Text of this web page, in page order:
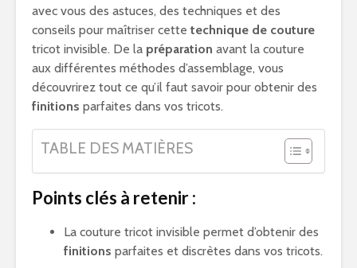
avec vous des astuces, des techniques et des
conseils pour maîtriser cette technique de couture
tricot invisible. De la préparation avant la couture
aux différentes méthodes d’assemblage, vous
découvrirez tout ce qu’il faut savoir pour obtenir des
finitions parfaites dans vos tricots.
TABLE DES MATIÈRES
Points clés à retenir :
La couture tricot invisible permet d’obtenir des
finitions parfaites et discrètes dans vos tricots.